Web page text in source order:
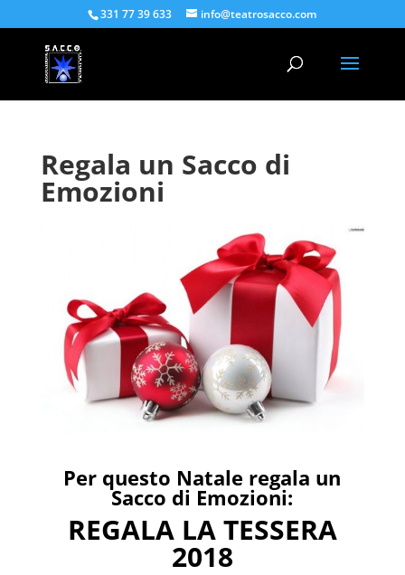
331 77 39 633 info@teatrosacco.com
Regala un Sacco di
Emozioni
Per questo Natale regala un
Sacco di Emozioni:
REGALA LA TESSERA
2018